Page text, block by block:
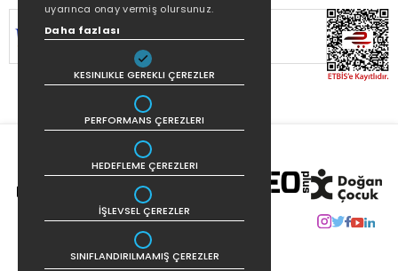
SİTEMİZ
KORUNMAKTADIR.
uyarınca onay vermiş olursunuz.
Daha fazlası
KESINLIKLE GEREKLI ÇEREZLER
PERFORMANS ÇEREZLERI
HEDEFLEME ÇEREZLERI
İŞLEVSEL ÇEREZLER
SINIFLANDIRILMAMIŞ ÇEREZLER